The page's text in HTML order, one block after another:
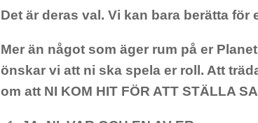
Det är deras val. Vi kan bara berätta för
Mer än något som äger rum på er
önskar vi att ni ska spela er roll. Att
om att NI KOM HIT FÖR ATT STÄLLA